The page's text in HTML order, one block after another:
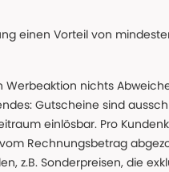
einen Vorteil von
nichts
Gutscheine sind
einlösbar. Pro
Rechnungsbetrag
z.B. Sonderpreisen, die